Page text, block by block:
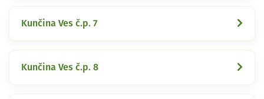
Kunčina Ves č.p. 7
Kunčina Ves č.p. 8